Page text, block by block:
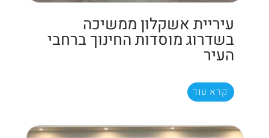
עיריית אשקלון ממשיכה
בשדרוג מוסדות החינוך ברחבי
העיר
קרא עוד